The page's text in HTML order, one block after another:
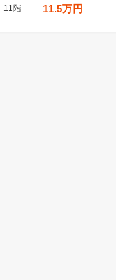
11階
11.5万円